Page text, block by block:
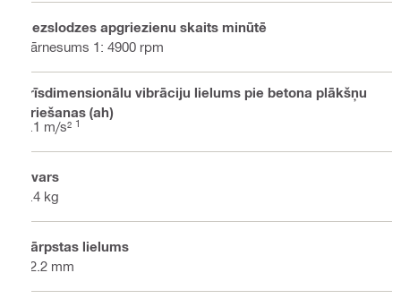
Bezslodzes apgriezienu skaits minūtē
pārnesums 1: 4900 rpm
Trīsdimensionālu vibrāciju lielums pie betona plākšņu
griešanas (ah)
5.1 m/s² 1
Svars
9.4 kg
Vārpstas lielums
22.2 mm